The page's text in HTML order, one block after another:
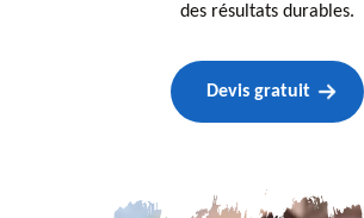
des résultats durables.
Devis gratuit